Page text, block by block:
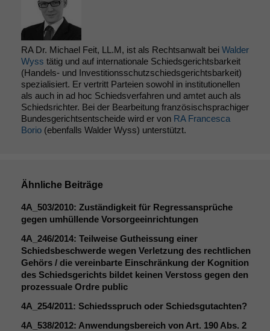
RA Dr. Michael Feit, LL.M, ist als Rechtsanwalt bei Walder
Wyss tätig und auf internationale Schiedsgerichtsbarkeit
(Handels- und Investitionsschutzschiedsgerichtsbarkeit)
spezialisiert. Er vertritt Parteien sowohl in institutionellen
als auch in ad hoc Schiedsverfahren und amtet auch als
Schiedsrichter. Bei der Bearbeitung französischsprachiger
Bundesgerichtsentscheide wird er von RA Francesca
Borio (ebenfalls Walder Wyss) unterstützt.
Ähnliche Beiträge
4A_503/2010: Zuständigkeit für Regressansprüche
gegen umhüllende Vorsorgeeinrichtungen
4A_246/2014: Teilweise Gutheissung einer
Schiedsbeschwerde wegen Verletzung des rechtlichen
Gehörs / die vereinbarte Einschränkung der Kognition
des Schiedsgerichts bildet keinen Verstoss gegen den
prozessuale Ordre public
4A_254/2011: Schiedsspruch oder Schiedsgutachten?
4A_538/2012: Anwendungsbereich von Art. 190 Abs. 2
Einige
Funktionen auf
dieser Website
sind optional.
Wenn Sie
diese Option
deaktivieren,
kann die
Marketing
Wir speichern
um interne
marketingtechnische
Auswertungen
durchführen zu
uns, unsere Website
zu verbessern.